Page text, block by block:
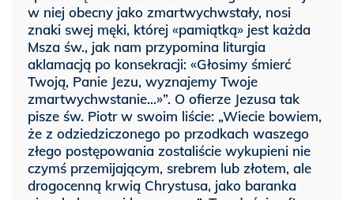
w niej obecny jako zmartwychwstały, nosi
znaki swej męki, której «pamiątką» jest każda
Msza św., jak nam przypomina liturgia
aklamacją po konsekracji: «Głosimy śmierć
Twoją, Panie Jezu, wyznajemy Twoje
zmartwychwstanie...»”. O ofierze Jezusa tak
pisze św. Piotr w swoim liście: „Wiecie bowiem,
że z odziedziczonego po przodkach waszego
złego postępowania zostaliście wykupieni nie
czymś przemijającym, srebrem lub złotem, ale
drogocenną krwią Chrystusa, jako baranka